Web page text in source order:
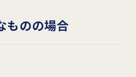
ものの場合